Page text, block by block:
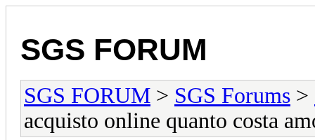
SGS FORUM
SGS FORUM > SGS Forums >
acquisto online quanto costa